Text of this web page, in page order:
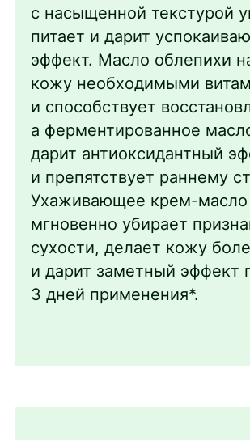
с насыщенной текстурой
питает и дарит
эффект. Масло облепихи
кожу необходимыми
и способствует
а ферментированное
дарит антиоксидантный
и препятствует раннему
Ухаживающее крем-масло
мгновенно убирает
сухости, делает кожу
и дарит заметный эффект
3 дней применения*.